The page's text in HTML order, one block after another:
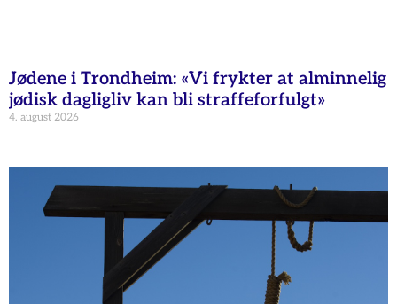
Jødene i Trondheim: «Vi frykter at alminnelig
jødisk dagligliv kan bli straffeforfulgt»
4. august 2026